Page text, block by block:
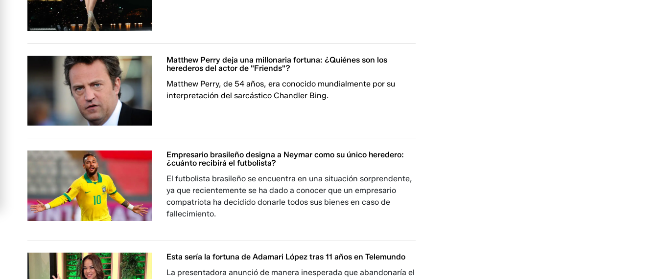
Matthew Perry deja una millonaria fortuna: ¿Quiénes son los
herederos del actor de "Friends"?
Matthew Perry, de 54 años, era conocido mundialmente por su
interpretación del sarcástico Chandler Bing. ​​​​
Empresario brasileño designa a Neymar como su único heredero:
¿cuánto recibirá el futbolista?
El futbolista brasileño se encuentra en una situación sorprendente,
ya que recientemente se ha dado a conocer que un empresario
compatriota ha decidido donarle todos sus bienes en caso de
fallecimiento.
Esta sería la fortuna de Adamari López tras 11 años en Telemundo
La presentadora anunció de manera inesperada que abandonaría el